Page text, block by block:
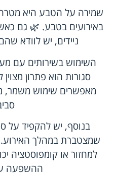
שמירה על הטבע היא
באירועים בטבע. 🌿 גם
ניידים, יש לוודא
השימוש בשירותים עם
סגורות הוא פתרון
מאפשרים שימוש משמר,
בנוסף, יש להקפיד על
שמצטברת במהלך האירוע.
למחזור או קומפוסטציה
ההשפעה